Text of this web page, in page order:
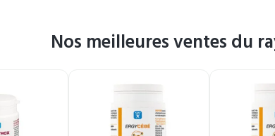
Nos meilleures ventes du